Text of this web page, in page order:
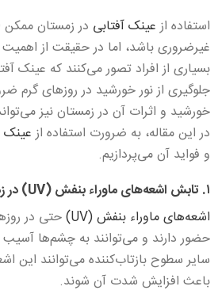
استفاده ازعینک آفتابی در زمستان
غیرضروری باشد، اما در حقیقت از اهمیت
بسیاری از افراد تصور می‌کنند که عینک
جلوگیری از نور خورشید در روزهای گرم
خورشید و اثرات آن در زمستان نیز
در این مقاله، به ضرورت استفاده ازعینک
و فواید آن می‌پردازیم.
۱. تابش اشعه‌های ماوراء بنفش (UV) در زمستان
اشعه‌های ماوراء بنفش (UV)
حتی در
حضور دارند و می‌توانند به چشم‌ها
سایر سطوح بازتاب‌کننده می‌توانند این
باعث افزایش شدت آن شوند.